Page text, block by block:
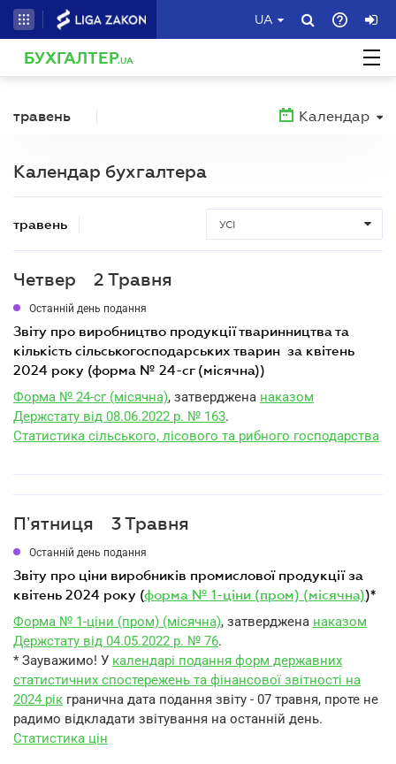
UA
БУХГАЛТЕР.UA
травень Календар
Календар бухгалтера
травень УСІ
Четвер 2 Травня
Останній день подання
звіту про виробництво продукції тваринництва та
кількість сільськогосподарських тварин за квітень
2024 року (форма № 24-сг (місячна))
Форма № 24-сг (місячна), затверджена наказом
Держстату від 08.06.2022 р. № 163.
Статистика сільського, лісового та рибного господарства
Пʼятниця 3 Травня
Останній день подання
звіту про ціни виробників промислової продукції за
квітень 2024 року (форма № 1-ціни (пром) (місячна))*
Форма № 1-ціни (пром) (місячна), затверджена наказом
Держстату від 04.05.2022 р. № 76.
* Зауважимо! У календарі подання форм державних
статистичних спостережень та фінансової звітності на
2024 рік гранична дата подання звіту - 07 травня, проте не
радимо відкладати звітування на останній день.
Статистика цін